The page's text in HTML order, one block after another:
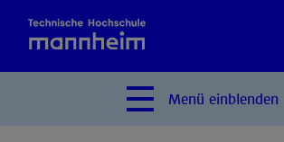
Menü einblenden